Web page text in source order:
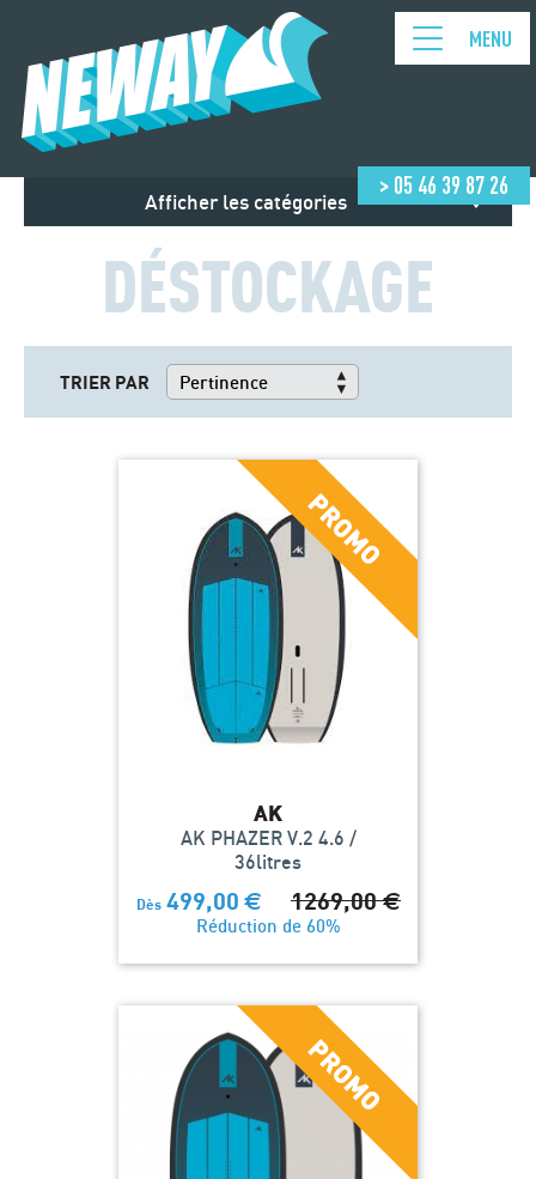
> 05 46 39 87 26
MENU
Afficher les catégories
DÉSTOCKAGE
TRIER PAR
AK
AK PHAZER V.2 4.6 /
36litres
Dès 499,00 € 1269,00€
Réduction de 60%